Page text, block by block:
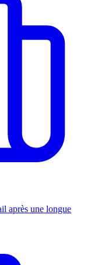
après une longue